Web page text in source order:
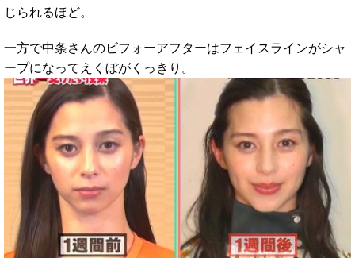
じられるほど。
一方で中条さんのビフォーアフターはフェイスラインがシャ
ープになってえくぼがくっきり。